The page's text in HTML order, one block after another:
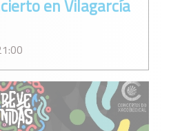
en Vilagarcía